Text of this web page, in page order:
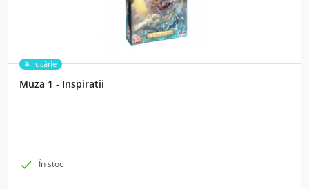
Jucărie
Muza 1 - Inspiratii
 În stoc